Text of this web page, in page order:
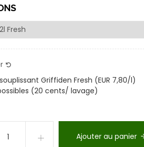
Griffiden Fresh (EUR 7,80/l)
(20 cents/ lavage)
Ajouter au panier